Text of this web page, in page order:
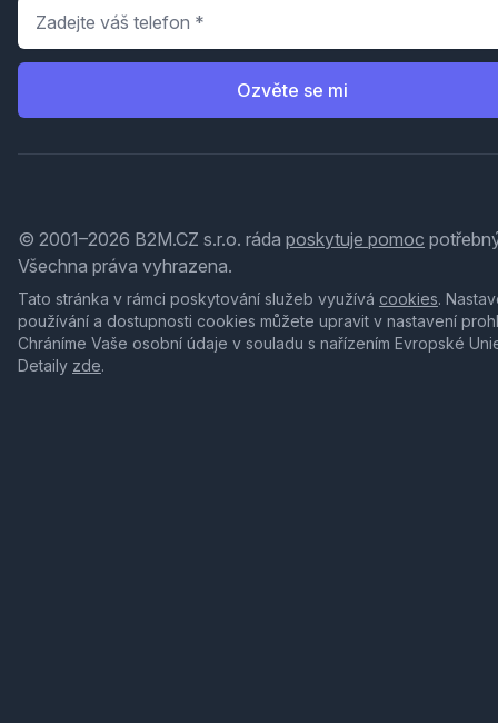
Telefon
Ozvěte se mi
© 2001–2026 B2M.CZ s.r.o. ráda poskytuje pomoc
Všechna práva vyhrazena.
Tato stránka v rámci poskytování služeb využívá cookies.
používání a dostupnosti cookies můžete upravit v nastavení
Chráníme Vaše osobní údaje v souladu s nařízením Evropské
Detaily zde.